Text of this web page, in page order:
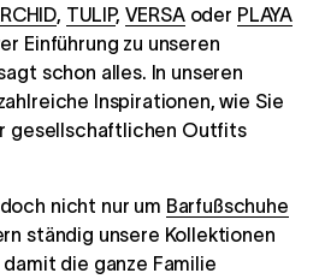
TULIP, VERSA oder PLAYA
Einführung zu unseren
schon alles. In unseren
Inspirationen, wie Sie
gesellschaftlichen Outfits
nicht nur um Barfußschuhe
ständig unsere Kollektionen
damit die ganze Familie